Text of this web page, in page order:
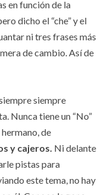
en función de la
dicho el “che” y el
ni tres frases más
de cambio. Así de
siempre
Nunca tiene un “No”
de
y cajeros. Ni delante
pistas para
este tema, no hay